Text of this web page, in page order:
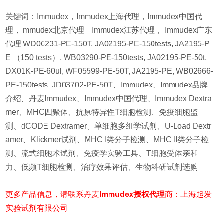
关键词：Immudex，Immudex上海代理，Immudex中国代
理，Immudex北京代理，Immudex江苏代理， Immudex广东
代理,WD06231-PE-150T, JA02195-PE-150tests, JA2195-P
E （150 tests）, WB03290-PE-150tests, JA02195-PE-50t,
DX01K-PE-60ul, WF05599-PE-50T, JA2195-PE, WB02666-
PE-150tests, JD03702-PE-50T、Immudex、Immudex品牌
介绍、丹麦Immudex、Immudex中国代理、Immudex Dextra
mer、MHC四聚体、抗原特异性T细胞检测、免疫细胞监
测、dCODE Dextramer、单细胞多组学试剂、U-Load Dextr
amer、Klickmer试剂、MHC I类分子检测、MHC II类分子检
测、流式细胞术试剂、免疫学实验工具、T细胞受体亲和
力、低频T细胞检测、治疗效果评估、生物科研试剂选购
更多产品信息，请联系丹麦 Immudex授权代理商：上海起发
实验试剂有限公司